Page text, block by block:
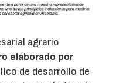
agrario
elaborado por
de desarrollo de